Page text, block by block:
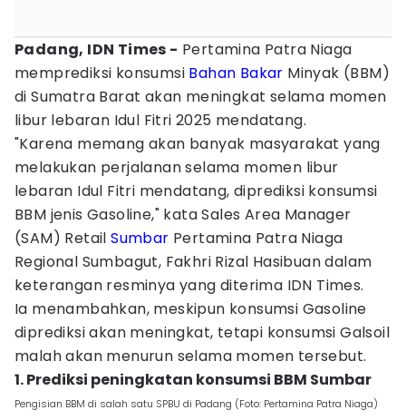
Padang, IDN Times - Pertamina Patra Niaga
memprediksi konsumsi Bahan Bakar Minyak (BBM)
di Sumatra Barat akan meningkat selama momen
libur lebaran Idul Fitri 2025 mendatang.
"Karena memang akan banyak masyarakat yang
melakukan perjalanan selama momen libur
lebaran Idul Fitri mendatang, diprediksi konsumsi
BBM jenis Gasoline," kata Sales Area Manager
(SAM) RetailSumbar Pertamina Patra Niaga
Regional Sumbagut, Fakhri Rizal Hasibuan dalam
keterangan resminya yang diterima IDN Times.
Ia menambahkan, meskipun konsumsi Gasoline
diprediksi akan meningkat, tetapi konsumsi Galsoil
malah akan menurun selama momen tersebut.
1. Prediksi peningkatan konsumsi BBM Sumbar
Pengisian BBM di salah satu SPBU di Padang (Foto: Pertamina Patra Niaga)